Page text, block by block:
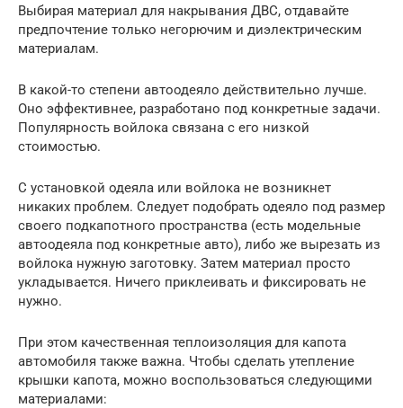
Выбирая материал для накрывания ДВС, отдавайте
предпочтение только негорючим и диэлектрическим
материалам.
В какой-то степени автоодеяло действительно лучше.
Оно эффективнее, разработано под конкретные задачи.
Популярность войлока связана с его низкой
стоимостью.
С установкой одеяла или войлока не возникнет
никаких проблем. Следует подобрать одеяло под размер
своего подкапотного пространства (есть модельные
автоодеяла под конкретные авто), либо же вырезать из
войлока нужную заготовку. Затем материал просто
укладывается. Ничего приклеивать и фиксировать не
нужно.
При этом качественная теплоизоляция для капота
автомобиля также важна. Чтобы сделать утепление
крышки капота, можно воспользоваться следующими
материалами: